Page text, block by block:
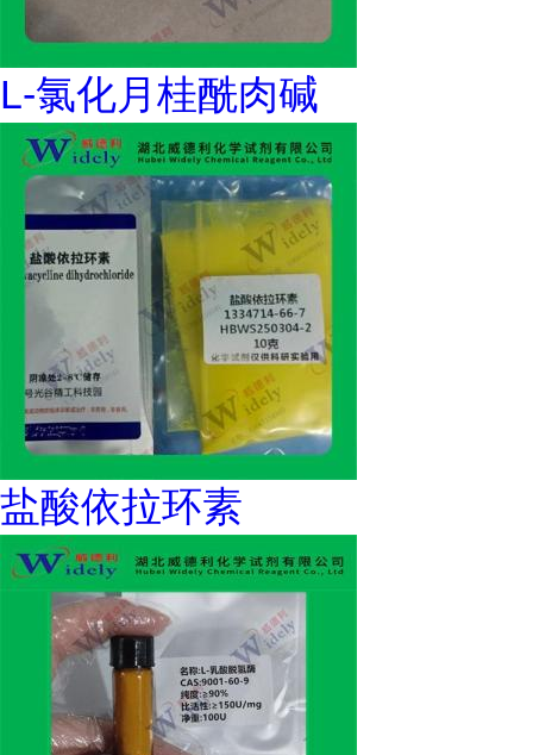
L-氯化月桂酰肉碱
盐酸依拉环素